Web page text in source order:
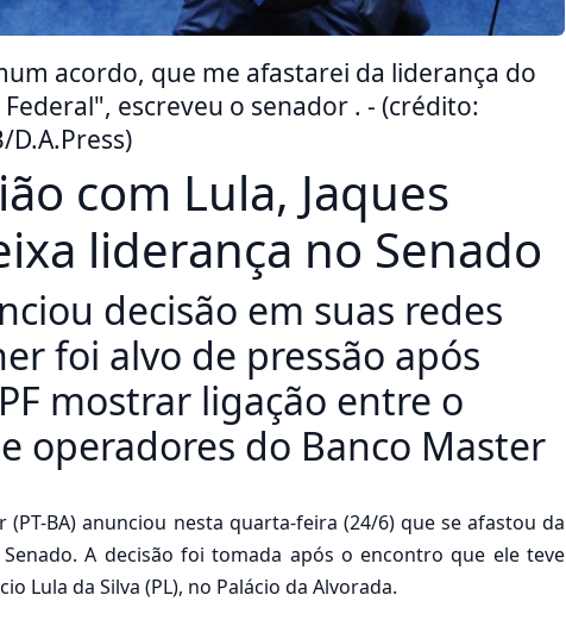
acordo, que me afastarei da liderança do
escreveu o senador . - (crédito:
com Lula, Jaques
liderança no Senado
decisão em suas redes
foi alvo de pressão após
mostrar ligação entre o
operadores do Banco Master
(PT-BA) anunciou nesta quarta-feira (24/6) que se afastou da
A decisão foi tomada após o encontro que ele teve
Lula da Silva (PL), no Palácio da Alvorada.